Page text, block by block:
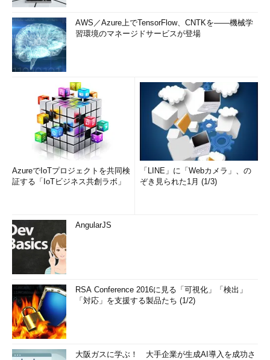
AWS／Azure上でTensorFlow、CNTKを――機械学
習環境のマネージドサービスが登場
AzureでIoTプロジェクトを共同検
証する「IoTビジネス共創ラボ」
「LINE」に「Webカメラ」、の
ぞき見られた1月 (1/3)
AngularJS
RSA Conference 2016に見る「可視化」「検出」
「対応」を支援する製品たち (1/2)
大阪ガスに学ぶ！ 大手企業が生成AI導入を成功さ